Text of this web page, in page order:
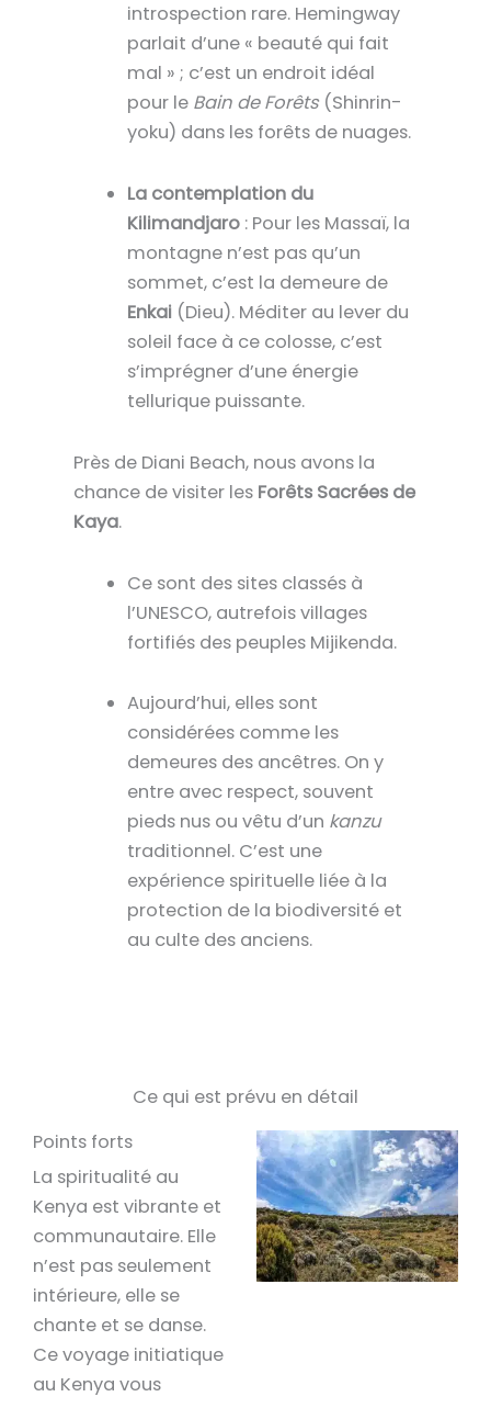
introspection rare. Hemingway
parlait d’une « beauté qui fait
mal » ; c’est un endroit idéal
pour le Bain de Forêts (Shinrin-
yoku) dans les forêts de nuages.
La contemplation du
Kilimandjaro : Pour les Massaï, la
montagne n’est pas qu’un
sommet, c’est la demeure de
Enkai (Dieu). Méditer au lever du
soleil face à ce colosse, c’est
s’imprégner d’une énergie
tellurique puissante.
Près de Diani Beach, nous avons la
chance de visiter les Forêts Sacrées de
Kaya.
Ce sont des sites classés à
l’UNESCO, autrefois villages
fortifiés des peuples Mijikenda.
Aujourd’hui, elles sont
considérées comme les
demeures des ancêtres. On y
entre avec respect, souvent
pieds nus ou vêtu d’un kanzu
traditionnel. C’est une
expérience spirituelle liée à la
protection de la biodiversité et
au culte des anciens.
Ce qui est prévu en détail
Points forts
La spiritualité au
Kenya est vibrante et
communautaire. Elle
n’est pas seulement
intérieure, elle se
chante et se danse.
Ce voyage initiatique
au Kenya vous